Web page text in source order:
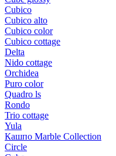
Cubico
Cubico alto
Cubico color
Cubico cottage
Delta
Nido cottage
Orchidea
Puro color
Quadro ls
Rondo
Trio cottage
Yula
Кашпо Marble Collection
Circle